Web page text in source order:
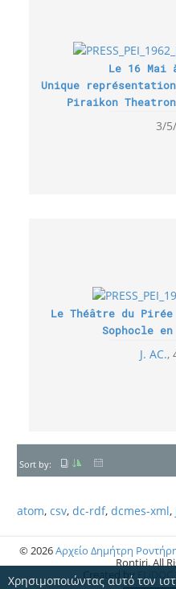
Χρησιμοποιώντας αυτό τον
Le 16 Mai
Unique
Piraikon
3/
Le Théâtre du
Sophocle
J. AC.
Sort by:
atom, csv, dc-rdf, dcmes-xml,
© 2026Αρχείο Δημήτρη
Rontiri. All
Created by